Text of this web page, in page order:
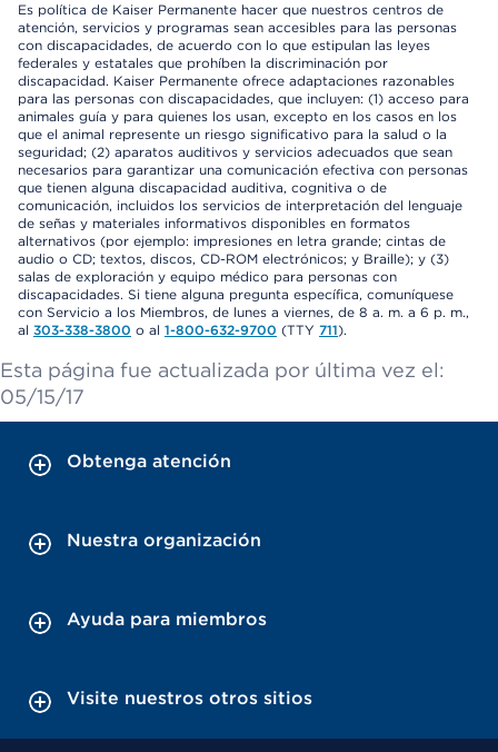
Es política de Kaiser Permanente hacer que nuestros centros de
atención, servicios y programas sean accesibles para las personas
con discapacidades, de acuerdo con lo que estipulan las leyes
federales y estatales que prohíben la discriminación por
discapacidad. Kaiser Permanente ofrece adaptaciones razonables
para las personas con discapacidades, que incluyen: (1) acceso para
animales guía y para quienes los usan, excepto en los casos en los
que el animal represente un riesgo significativo para la salud o la
seguridad; (2) aparatos auditivos y servicios adecuados que sean
necesarios para garantizar una comunicación efectiva con personas
que tienen alguna discapacidad auditiva, cognitiva o de
comunicación, incluidos los servicios de interpretación del lenguaje
de señas y materiales informativos disponibles en formatos
alternativos (por ejemplo: impresiones en letra grande; cintas de
audio o CD; textos, discos, CD-ROM electrónicos; y Braille); y (3)
salas de exploración y equipo médico para personas con
discapacidades. Si tiene alguna pregunta específica, comuníquese
con Servicio a los Miembros, de lunes a viernes, de 8 a. m. a 6 p. m.,
al 303-338-3800 o al 1-800-632-9700 (TTY 711).
Esta página fue actualizada por última vez el:
05/15/17
Obtenga atención
Nuestra organización
Ayuda para miembros
Visite nuestros otros sitios